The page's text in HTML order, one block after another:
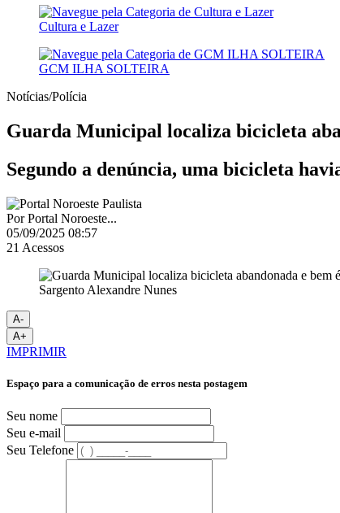
Cultura e Lazer
GCM ILHA SOLTEIRA
Notícias/Polícia
Guarda Municipal localiza bicicleta
Segundo a denúncia, uma bicicleta
PorPortal Noroeste...
05/09/2025 08:57
21 Acessos
Sargento Alexandre Nunes
A-
A+
IMPRIMIR
Espaço para a comunicação de erros nesta postagem
Seu nome
Seu e-mail
Seu Telefone